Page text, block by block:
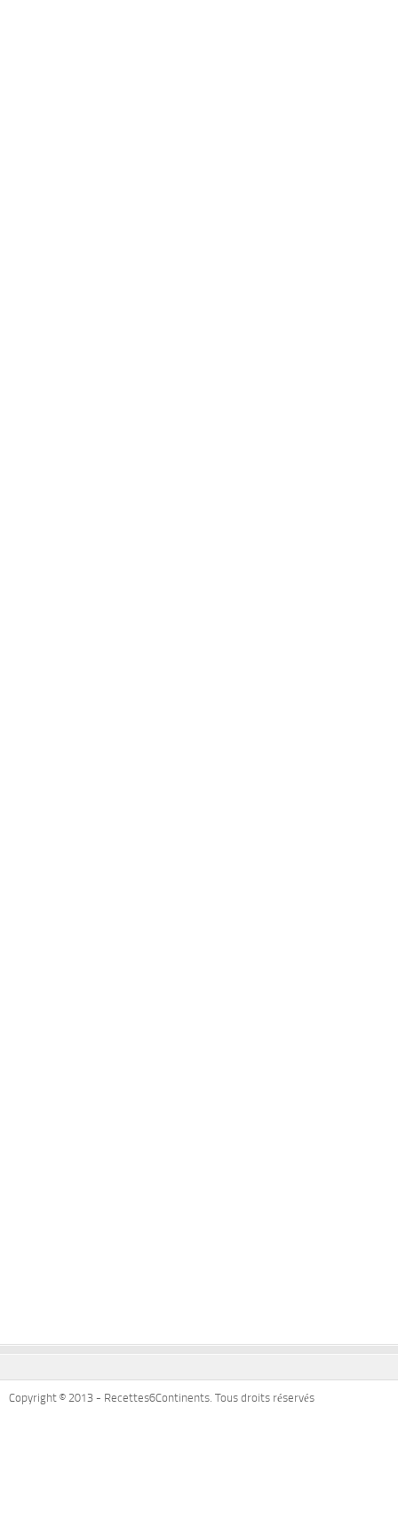
Copyright © 2013 - Recettes6Continents. Tous droits réservés